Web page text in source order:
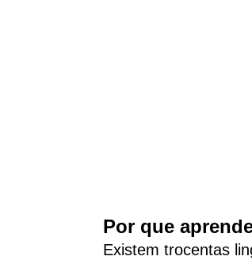
Por que
Existem trocentas